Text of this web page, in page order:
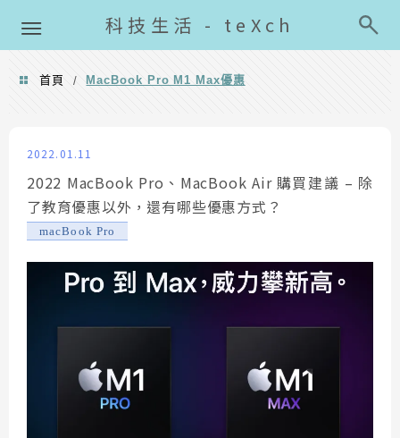
科技生活 - teXch
首頁 / MacBook Pro M1 Max優惠
2022.01.11
2022 MacBook Pro、MacBook Air 購買建議 – 除
了教育優惠以外，還有哪些優惠方式？
macBook Pro